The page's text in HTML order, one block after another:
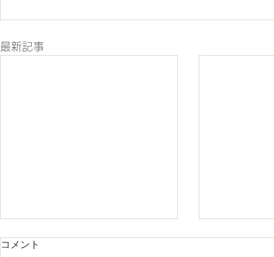
最新記事
コメント